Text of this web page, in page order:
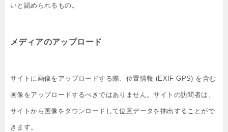
いと認められるもの。
メディアのアップロード
サイトに画像をアップロードする際、位置情報 (EXIF GPS) を含む
画像をアップロードするべきではありません。サイトの訪問者は、
サイトから画像をダウンロードして位置データを抽出することがで
きます。